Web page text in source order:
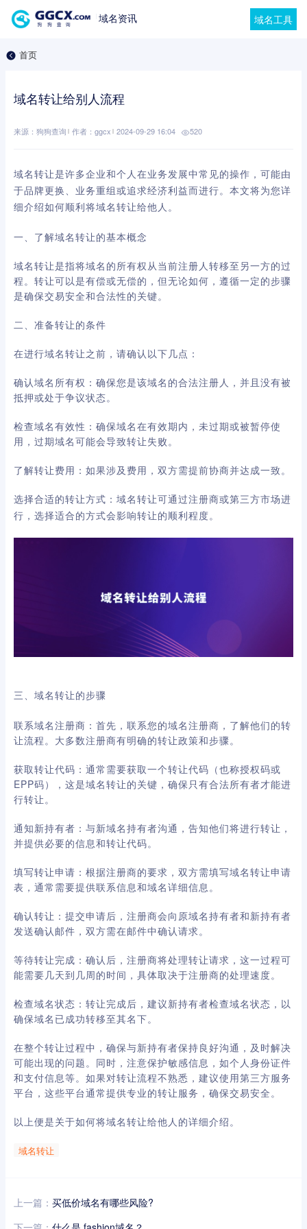
域名资讯 域名工具
首页
域名转让给别人流程
来源：狗狗查询 作者：ggcx 2024-09-29 16:04 520
域名转让是许多企业和个人在业务发展中常见的操作，可能由
于品牌更换、业务重组或追求经济利益而进行。本文将为您详
细介绍如何顺利将域名转让给他人。
一、了解域名转让的基本概念
域名转让是指将域名的所有权从当前注册人转移至另一方的过
程。转让可以是有偿或无偿的，但无论如何，遵循一定的步骤
是确保交易安全和合法性的关键。
二、准备转让的条件
在进行域名转让之前，请确认以下几点：
确认域名所有权：确保您是该域名的合法注册人，并且没有被
抵押或处于争议状态。
检查域名有效性：确保域名在有效期内，未过期或被暂停使
用，过期域名可能会导致转让失败。
了解转让费用：如果涉及费用，双方需提前协商并达成一致。
选择合适的转让方式：域名转让可通过注册商或第三方市场进
行，选择适合的方式会影响转让的顺利程度。
三、域名转让的步骤
联系域名注册商：首先，联系您的域名注册商，了解他们的转
让流程。大多数注册商有明确的转让政策和步骤。
获取转让代码：通常需要获取一个转让代码（也称授权码或
EPP码），这是域名转让的关键，确保只有合法所有者才能进
行转让。
通知新持有者：与新域名持有者沟通，告知他们将进行转让，
并提供必要的信息和转让代码。
填写转让申请：根据注册商的要求，双方需填写域名转让申请
表，通常需要提供联系信息和域名详细信息。
确认转让：提交申请后，注册商会向原域名持有者和新持有者
发送确认邮件，双方需在邮件中确认请求。
等待转让完成：确认后，注册商将处理转让请求，这一过程可
能需要几天到几周的时间，具体取决于注册商的处理速度。
检查域名状态：转让完成后，建议新持有者检查域名状态，以
确保域名已成功转移至其名下。
在整个转让过程中，确保与新持有者保持良好沟通，及时解决
可能出现的问题。同时，注意保护敏感信息，如个人身份证件
和支付信息等。如果对转让流程不熟悉，建议使用第三方服务
平台，这些平台通常提供专业的转让服务，确保交易安全。
以上便是关于如何将域名转让给他人的详细介绍。
域名转让
上一篇： 买低价域名有哪些风险?